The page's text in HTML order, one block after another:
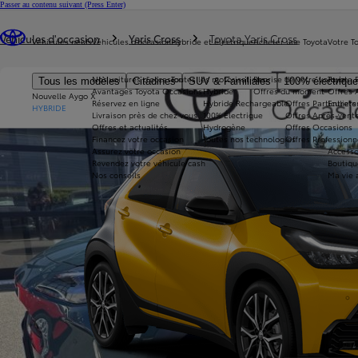
Passer au contenu suivant (Press Enter)
Véhicules neufs
Tous les modèles Citadines SUV & Familiales 100%
Nouvelle Aygo X
HYBRIDE
Véhicules d'occasion
Nos voitures d'occasion
Avantages Toyota Occasions
Réservez en ligne
Livraison près de chez vous
Offres et actualités
Financez votre occasion
Assurez votre occasion
Revendez votre véhicule cash
Nos conseils
Hybride et électrique
Toutes les motorisations
Hybride
Hybride Rechargeable
100% Électrique
Hydrogène
Toutes nos technologies
Acheter une Toyota
Reprise de votre voiture
Offres du moment
Offres Particuliers
Offres Après-
Offres Occasions
Offres
Votre
Toyota
Offres
Ma vie
Véhicules d'occasion Yaris Cross Toyota Yaris Cross